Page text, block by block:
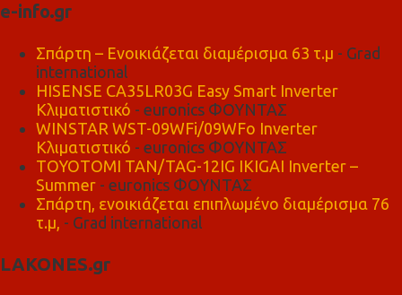
e-info.gr
Σπάρτη – Ενοικιάζεται διαμέρισμα 63 τ.μ - Grad
international
HISENSE CA35LR03G Easy Smart Inverter
Κλιματιστικό - euronics ΦΟΥΝΤΑΣ
WINSTAR WST-09WFi/09WFo Inverter
Κλιματιστικό - euronics ΦΟΥΝΤΑΣ
TOYOTOMI TAN/TAG-12IG IKIGAI Inverter –
Summer - euronics ΦΟΥΝΤΑΣ
Σπάρτη, ενοικιάζεται επιπλωμένο διαμέρισμα 76
τ.μ, - Grad international
LAKONES.gr